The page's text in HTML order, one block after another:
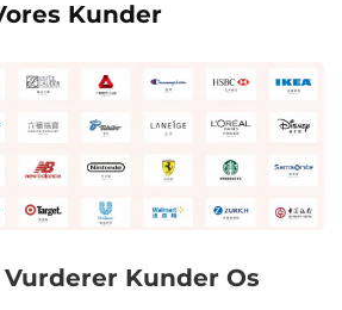
Kunder
Kunder Os